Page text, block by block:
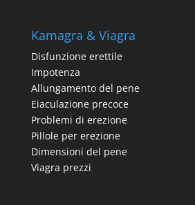
Kamagra & Viagra
Disfunzione erettile
Impotenza
Allungamento del pene
Eiaculazione precoce
Problemi di erezione
Pillole per erezione
Dimensioni del pene
Viagra prezzi